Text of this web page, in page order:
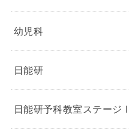
幼児科
日能研
日能研予科教室ステージⅠ